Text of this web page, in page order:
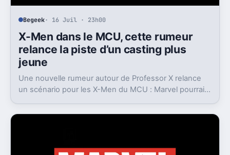
Begeek· 16 Juil · 23h00
X-Men dans le MCU, cette rumeur
relance la piste d’un casting plus
jeune
Une nouvelle rumeur autour de Professor X relance
un scénario pour les X-Men du MCU : Marvel pourrait